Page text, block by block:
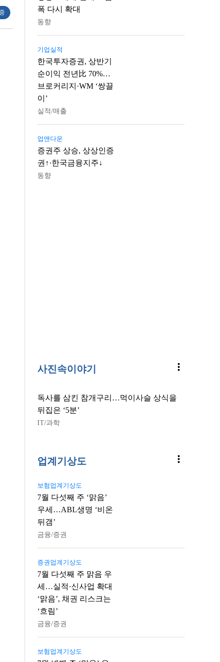
폭 다시 확대
동향
기업실적
한국투자증권, 상반기
순이익 전년比 70%…
브로커리지·WM ‘쌍끌
이’
실적/매출
업앤다운
증권주 상승, 상상인증
권↑·한국금융지주↓
동향
사진속이야기 more_vert
독사를 삼킨 참개구리…먹이사슬 상식을
뒤집은 ‘5분’
IT/과학
업계기상도 more_vert
보험업계기상도
7월 다섯째 주 ‘맑음’
우세…ABL생명 ‘비온
뒤갬’
금융/증권
증권업계기상도
7월 다섯째 주 맑음 우
세…실적·신사업 확대
‘맑음’, 채권 리스크는
‘흐림’
금융/증권
보험업계기상도